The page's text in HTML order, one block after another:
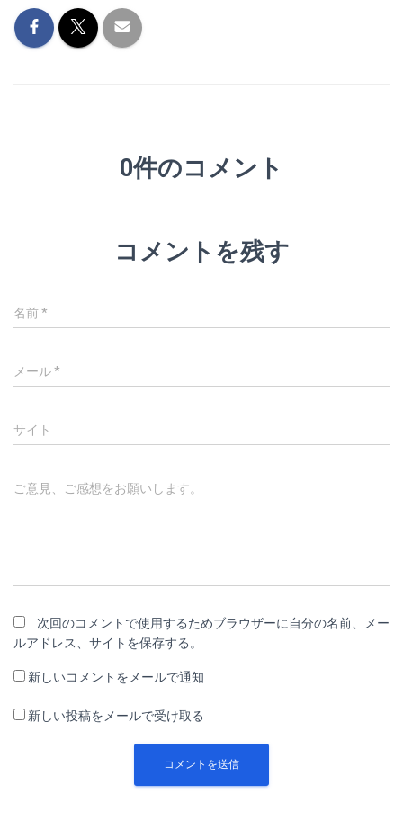
0件のコメント
コメントを残す
名前*
メール*
サイト
ご意見、ご感想をお願いします。
次回のコメントで使用するためブラウザーに自分の名前、メー
ルアドレス、サイトを保存する。
新しいコメントをメールで通知
新しい投稿をメールで受け取る